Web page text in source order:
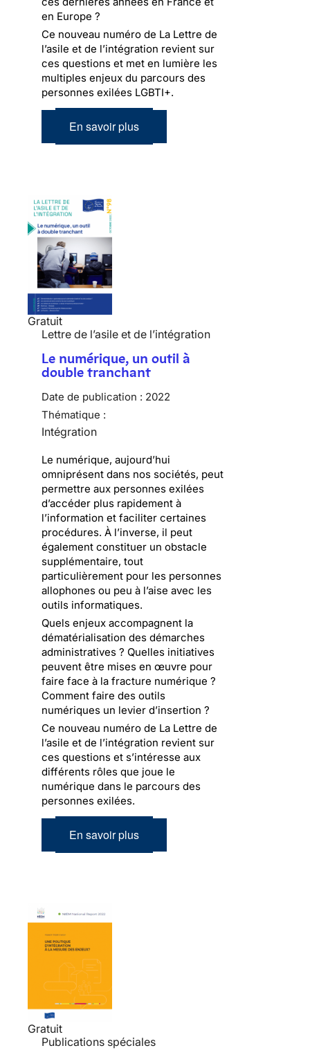
en Europe ?
Ce nouveau numéro de La Lettre de
l’asile et de l’intégration revient sur
ces questions et met en lumière les
multiples enjeux du parcours des
personnes exilées LGBTI+.
En savoir plus
Gratuit
Lettre de l’asile et de l’intégration
Le numérique, un outil à
double tranchant
Date de publication : 2022
Thématique :
Intégration
Le numérique, aujourd’hui
omniprésent dans nos sociétés, peut
permettre aux personnes exilées
d’accéder plus rapidement à
l’information et faciliter certaines
procédures. À l’inverse, il peut
également constituer un obstacle
supplémentaire, tout
particulièrement pour les personnes
allophones ou peu à l’aise avec les
outils informatiques.
Quels enjeux accompagnent la
dématérialisation des démarches
administratives ? Quelles initiatives
peuvent être mises en œuvre pour
faire face à la fracture numérique ?
Comment faire des outils
numériques un levier d’insertion ?
Ce nouveau numéro de La Lettre de
l’asile et de l’intégration revient sur
ces questions et s’intéresse aux
différents rôles que joue le
numérique dans le parcours des
personnes exilées.
En savoir plus
Gratuit
Publications spéciales